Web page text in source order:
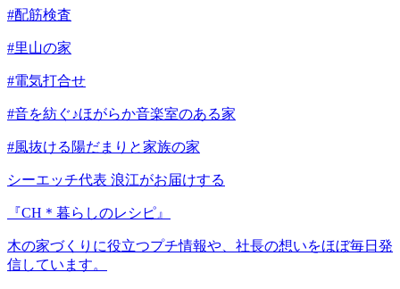
#配筋検査
#里山の家
#電気打合せ
#音を紡ぐ♪ほがらか音楽室のある家
#風抜ける陽だまりと家族の家
シーエッチ代表 浪江がお届けする
『CH＊暮らしのレシピ』
木の家づくりに役立つプチ情報や、社長の想いをほぼ毎日発
信しています。